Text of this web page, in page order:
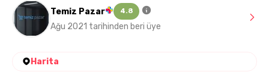
Temiz Pazar 4.8
Ağu 2021 tarihinden beri üye
Harita